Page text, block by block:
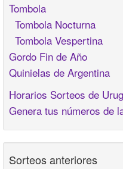
Tombola
Tombola Nocturna
Tombola Vespertina
Gordo Fin de Año
Quinielas de Argentina
Horarios Sorteos de
Genera tus números de
Sorteos anteriores